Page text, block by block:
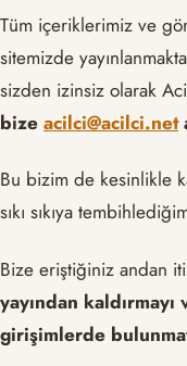
Tüm içeriklerimiz ve
sitemizde
sizden izinsiz olarak
bize acilci@acilci.net
Bu bizim de kesinlikle
sıkı sıkıya
Bize eriştiğiniz andan
yayından
girişimlerde